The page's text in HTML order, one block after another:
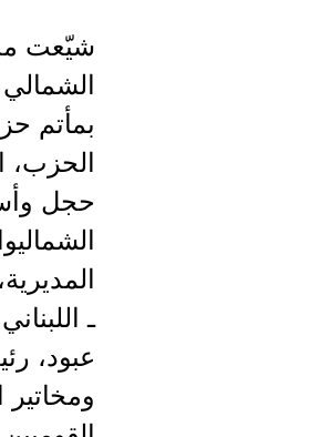
شيّعت
الشمالي
بمأتم
حجل
ـ
عبود،